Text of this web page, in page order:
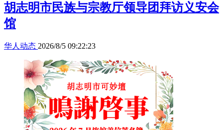
胡志明市民族与宗教厅领导团拜访义安会
馆
华人动态 2026/8/5 09:22:23